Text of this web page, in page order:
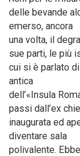
delle bevande
emerso, ancora
una volta, il
sue parti, le più
cui si è parlato
antica
dell’«Insula
passi dall’ex
inaugurata ed
diventare sala
polivalente.